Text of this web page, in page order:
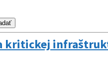
kritickej